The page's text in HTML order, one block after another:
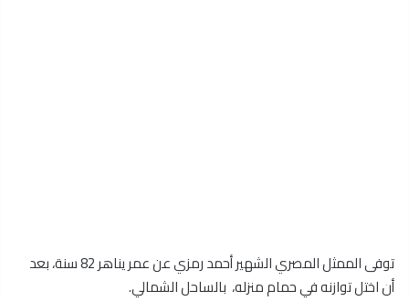
توفى الممثل المصري الشهير أحمد رمزي عن عمر يناهر 82 سنة، بعد
أن اختل توازنه في حمام منزله، بالساحل الشمالي.